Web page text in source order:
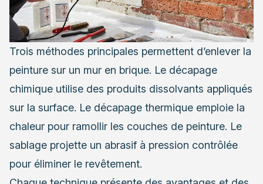
Trois méthodes principales permettent d’enlever la
peinture sur un mur en brique. Le décapage
chimique utilise des produits dissolvants appliqués
sur la surface. Le décapage thermique emploie la
chaleur pour ramollir les couches de peinture. Le
sablage projette un abrasif à pression contrôlée
pour éliminer le revêtement.